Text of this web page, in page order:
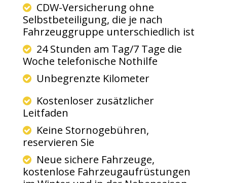
CDW-Versicherung ohne
Selbstbeteiligung, die je nach
Fahrzeuggruppe unterschiedlich ist
24 Stunden am Tag/7 Tage die
Woche telefonische Nothilfe
Unbegrenzte Kilometer
Kostenloser zusätzlicher
Leitfaden
Keine Stornogebühren,
reservieren Sie
Neue sichere Fahrzeuge,
kostenlose Fahrzeugaufrüstungen